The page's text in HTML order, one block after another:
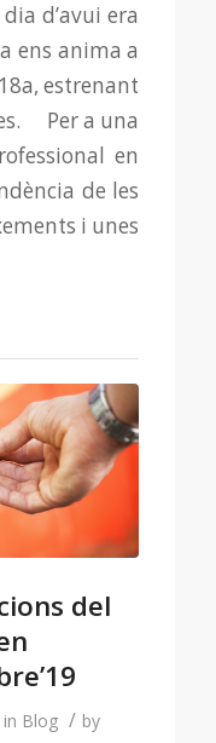
d’avui era
ens anima a
estrenant
Per a una
en
de les
i unes
del
in Blog / by